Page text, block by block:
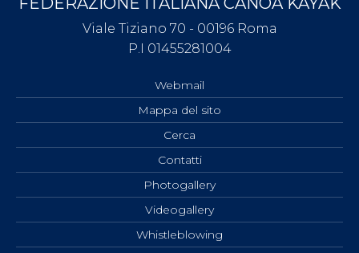
Viale Tiziano 70 - 00196 Roma
P.I 01455281004
Webmail
Mappa del sito
Cerca
Contatti
Photogallery
Videogallery
Whistleblowing